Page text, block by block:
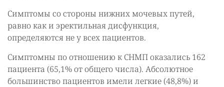
Симптомы со стороны нижних мочевых путей,
равно как и эректильная дисфункция,
определяются не у всех пациентов.
Симптомны по отношению к СНМП оказались 162
пациента (65,1% от общего числа). Абсолютное
большинство пациентов имели легкие (48,8%) и